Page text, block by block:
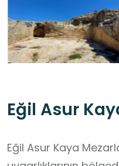
Eğil Asur
Eğil Asur Kaya